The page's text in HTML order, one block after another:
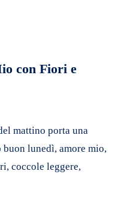
con Fiori e
mattino porta una
buon lunedì, amore mio,
coccole leggere,